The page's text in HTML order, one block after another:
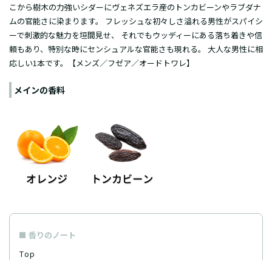
こから樹木の力強いシダーにヴェネズエラ産のトンカビーンやラブダナ
ムの官能さに染まります。 フレッシュな初々しさ溢れる男性がスパイシ
ーで刺激的な魅力を垣間見せ、 それでもウッディーにある落ち着きや信
頼もあり、特別な時にセンシュアルな官能さも現れる。 大人な男性に相
応しい1本です。【メンズ／フゼア／オードトワレ】
メインの香料
香りのノート
Top